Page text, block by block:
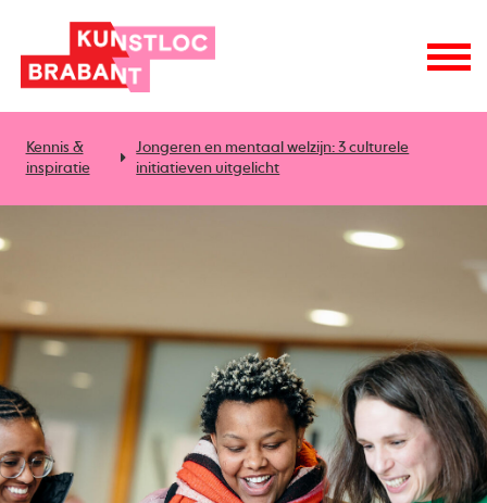
Kennis &
inspiratie
Jongeren en mentaal welzijn: 3 culturele
initiatieven uitgelicht